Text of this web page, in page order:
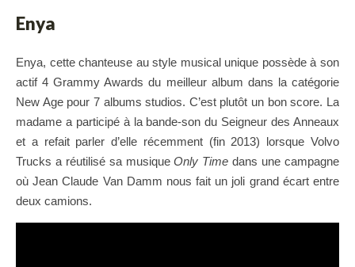
Enya
Enya, cette chanteuse au style musical unique possède à son
actif 4 Grammy Awards du meilleur album dans la catégorie
New Age pour 7 albums studios. C’est plutôt un bon score. La
madame a participé à la bande-son du Seigneur des Anneaux
et a refait parler d’elle récemment (fin 2013) lorsque Volvo
Trucks a réutilisé sa musiqueOnly Time dans une campagne
où Jean Claude Van Damm nous fait un joli grand écart entre
deux camions.